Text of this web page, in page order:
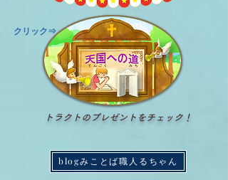
​クリック⇒
トラクトのプレゼントをチェック！
blogみことば職人るちゃん